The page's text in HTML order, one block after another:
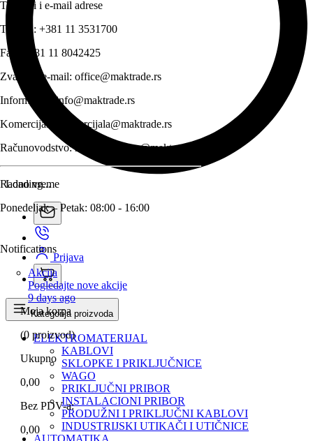
Telefoni i e-mail adrese
Telefon: +381 11 3531700
Fax:
+381 11 8042425
Zvanični e-mail: office@maktrade.rs
Informacije:
info@maktrade.rs
Komercijala:
komercijala@maktrade.rs
Računovodstvo:racunovodstvo@maktrade.rs
Radno vreme
Ponedeljak – Petak: 08:00 - 16:00
Loading...
Notifications
Akcija
Pogledajte nove akcije
9 days ago
Prijava
Moja korpa
(0 proizvod)
Ukupno
0,00
Bez PDV-a:
0,00
Kategorija proizvoda
ELEKTROMATERIJAL
KABLOVI
SKLOPKE I PRIKLJUČNICE
WAGO
PRIKLJUČNI PRIBOR
INSTALACIONI PRIBOR
PRODUŽNI I PRIKLJUČNI KABLOVI
INDUSTRIJSKI UTIKAČI I UTIČNICE